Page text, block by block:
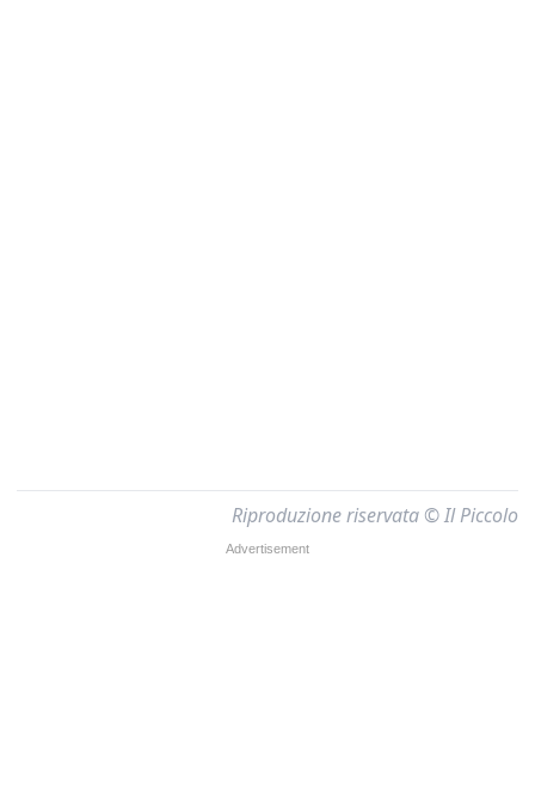
Riproduzione riservata © Il Piccolo